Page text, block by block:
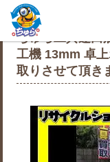
ちゅら工具蓮田
工機 13mm 卓
取りさせて頂き